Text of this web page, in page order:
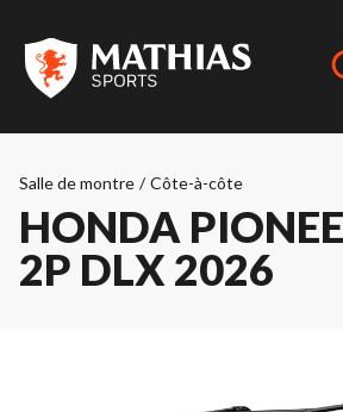
Salle de montre / Côte-à-côte
HONDA
2P DLX 2026